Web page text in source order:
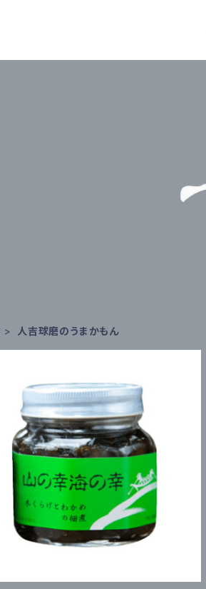
人吉球磨のうまかもん
山の幸海の幸（瓶入） 260g
¥810